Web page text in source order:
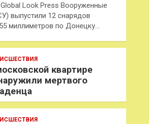
Look Press Вооруженные
выпустили 12 снарядов
миллиметров по Донецку…
квартире
мертвого